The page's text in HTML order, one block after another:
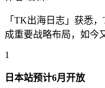
「TK出海日志」获悉
成重要战略布局，如今
1
日本站预计6月开放